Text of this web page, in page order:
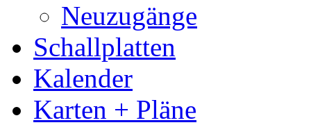
Neuzugänge
Schallplatten
Kalender
Karten + Pläne